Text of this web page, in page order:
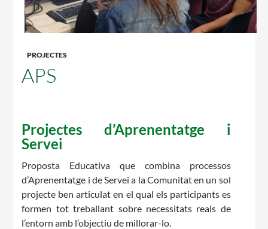
PROJECTES
APS
Projectes d’Aprenentatge i
Servei
Proposta Educativa que combina processos
d’Aprenentatge i de Servei a la Comunitat en un sol
projecte ben articulat en el qual els participants es
formen tot treballant sobre necessitats reals de
l’entorn amb l’objectiu de millorar-lo.
CASES DE COLÒNIES
SUPORT TERCER SECTOR